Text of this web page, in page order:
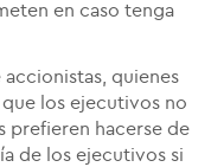
en caso tenga
quienes
los ejecutivos no
prefieren hacerse de
de los ejecutivos si